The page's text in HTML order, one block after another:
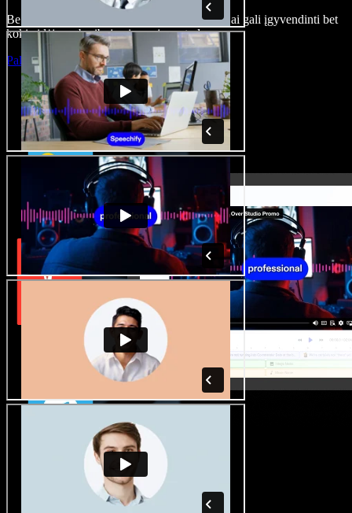
Be jokių mokymų ir viskas naršyklėje – kūrėjai gali įgyvendinti bet
kokią idėją, neberibojami senųjų metodų.
Paleisti studiją